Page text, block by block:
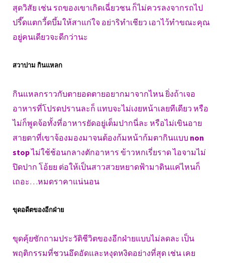
สุดวิสัย เช่น รถของเขาเกิดเฉี่ยวชน ก็ไม่ควรลงจากรถไป
ปรี๊ดแตกวี้ดบึ้มให้สาแก่ใจ อย่าริทำเชียว เอาไว้ทำขณะคุณ
อยู่คนเดียวจะดีกว่านะ
สวาปาม กินแหลก
กินแหลกราวกับตายอดตายอยากมาจากไหน ยิ่งถ้าเจอ
อาหารที่โปรดปรานละก็ แทบจะไม่เงยหน้าเลยทีเดียว หรือ
ไม่ก็พูดจ้อทั้งที่อาหารยัดอยู่เต็มปากนี่ละ หรือไม่เขินอาย
สายตาที่เขาจ้องมองมาจนต้องก้มหน้าก้มตากินแบบ non
stopไม่ใช้ช้อนกลางตักอาหาร ข้าวหกเรี่ยราด ไอจามไม่
ปิดปาก โอ้ยย ต่อให้เป็นสาวสวยหยาดฟ้ามาดินแค่ไหนก็
เถอะ…หมดราคาแน่นอน
ขุดอดีตของอีกฝ่าย
ขุดคุ้ยซักถามประวัติชีวิตของอีกฝ่ายแบบไม่ลดละ เป็น
พฤติกรรมที่ชวนอึดอัดและหงุดหงิดอย่างที่สุด เช่น เคย